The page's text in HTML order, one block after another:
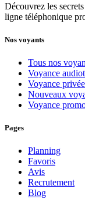
Découvrez les
ligne téléphonique
Nos voyants
Tous nos
Voyance
Voyance privée
Nouveaux
Voyance
Pages
Planning
Favoris
Avis
Recrutement
Blog